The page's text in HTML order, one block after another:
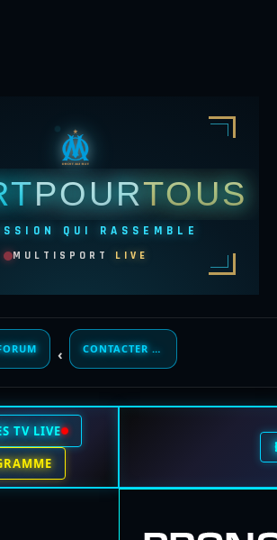
POURTOUS
QUI RASSEMBLE
MULTISPORT LIVE
CONTACTER UN ADMINISTRATEUR DU FORUM
TV LIVE